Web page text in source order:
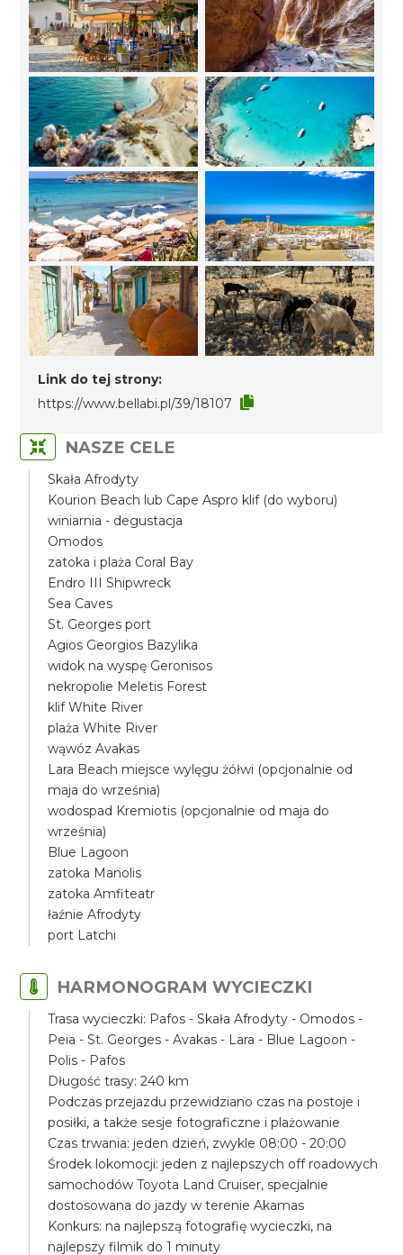
Link do tej strony:
https://www.bellabi.pl/39/18107
NASZE CELE
Skała Afrodyty
Kourion Beach lub Cape Aspro klif (do wyboru)
winiarnia - degustacja
Omodos
zatoka i plaża Coral Bay
Endro III Shipwreck
Sea Caves
St. Georges port
Agios Georgios Bazylika
widok na wyspę Geronisos
nekropolie Meletis Forest
klif White River
plaża White River
wąwóz Avakas
Lara Beach miejsce wylęgu żółwi (opcjonalnie od
maja do września)
wodospad Kremiotis (opcjonalnie od maja do
września)
Blue Lagoon
zatoka Manolis
zatoka Amfiteatr
łaźnie Afrodyty
port Latchi
HARMONOGRAM WYCIECZKI
Trasa wycieczki: Pafos - Skała Afrodyty - Omodos -
Peia - St. Georges - Avakas - Lara - Blue Lagoon -
Polis - Pafos
Długość trasy: 240 km
Podczas przejazdu przewidziano czas na postoje i
posiłki, a także sesje fotograficzne i plażowanie
Czas trwania: jeden dzień, zwykle 08:00 - 20:00
Środek lokomocji: jeden z najlepszych off roadowych
samochodów Toyota Land Cruiser, specjalnie
dostosowana do jazdy w terenie Akamas
Konkurs: na najlepszą fotografię wycieczki, na
najlepszy filmik do 1 minuty